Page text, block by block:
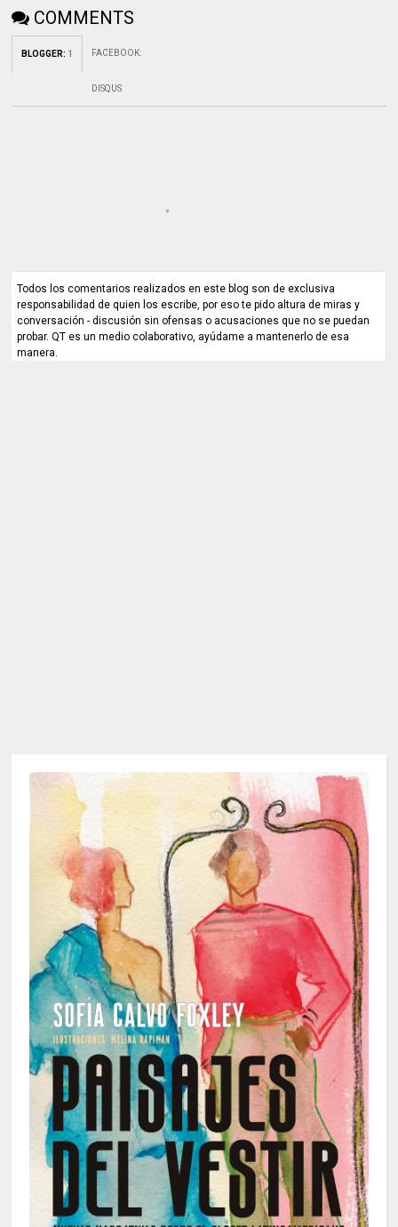
COMMENTS
BLOGGER: 1 FACEBOOK:
DISQUS
Todos los comentarios realizados en este blog son de exclusiva
responsabilidad de quien los escribe, por eso te pido altura de miras y
conversación - discusión sin ofensas o acusaciones que no se puedan
probar. QT es un medio colaborativo, ayúdame a mantenerlo de esa
manera.